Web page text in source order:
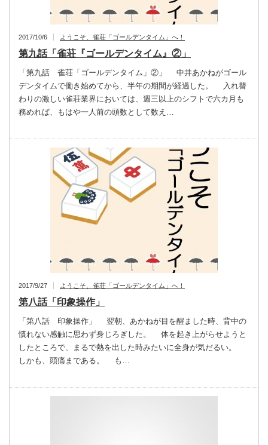
2017/10/6 ようこそ、雀荘「ゴールデンタイム」へ！
第九話「雀荘『ゴールデンタイム』②」
「第九話 雀荘「ゴールデンタイム」②」 中井あかねがゴール
デンタイムで働き始めてから、半年の期間が経過した。 入れ替
わりの激しい雀荘業界においては、週三以上のシフトで六カ月も
務めれば、もはや一人前の頭数として数え…
2017/9/27 ようこそ、雀荘「ゴールデンタイム」へ！
第八話「印象操作」
「第八話 印象操作」 翌朝、あかねが目を醒ました時、背中の
慣れない感触に思わず身じろぎした。 体を起き上がらせようと
したところで、まるで熱を出した時みたいに全身が気だるい。
しかも、頭痛まである。 も…